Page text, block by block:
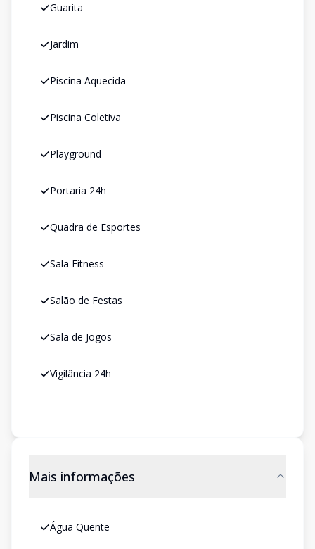
Guarita
Jardim
Piscina Aquecida
Piscina Coletiva
Playground
Portaria 24h
Quadra de Esportes
Sala Fitness
Salão de Festas
Sala de Jogos
Vigilância 24h
Mais informações
Água Quente